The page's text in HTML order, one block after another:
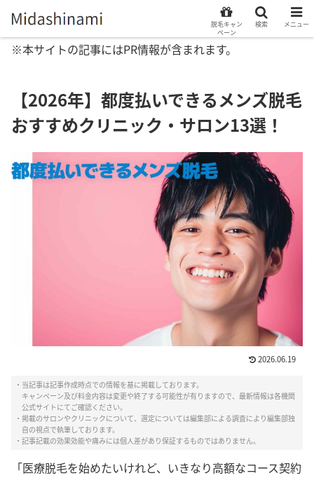
※本サイトの記事にはPR情報が含まれます。
【2026年】都度払いできるメンズ脱毛
おすすめクリニック・サロン13選！
2026.06.19
・当記事は記事作成時点での情報を基に掲載しております。
キャンペーン及び料金内容は変更や終了する可能性が有りますので、最新情報は各機関
公式サイトにてご確認ください。
・掲載のサロンやクリニックについて、選定については編集部による調査により編集部独
自の視点で執筆しております。
・記事記載の効果効能や痛みには個人差があり保証するものではありません。
「医療脱毛を始めたいけれど、いきなり高額なコース契約
脱毛キャン
ペーン
検索 メニュー